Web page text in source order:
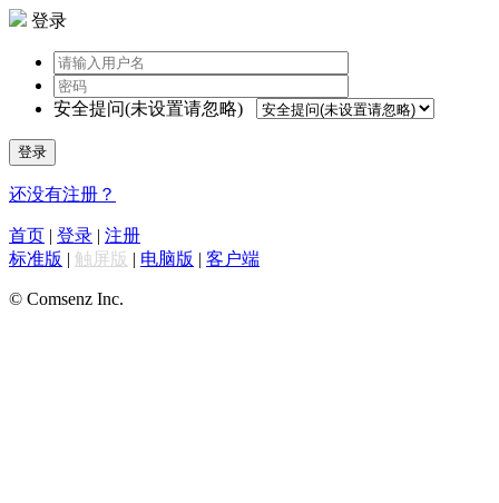
登录
安全提问(未设置请忽略)
登录
还没有注册？
首页 | 登录 | 注册
标准版 | 触屏版 | 电脑版 | 客户端
© Comsenz Inc.